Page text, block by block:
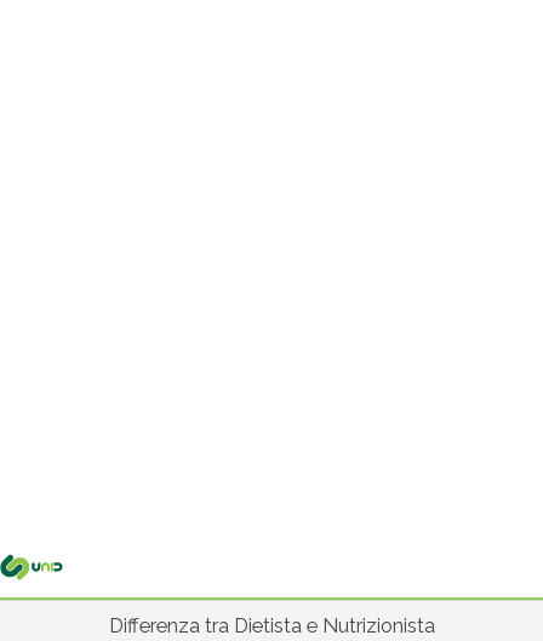
Differenza tra Dietista e Nutrizionista